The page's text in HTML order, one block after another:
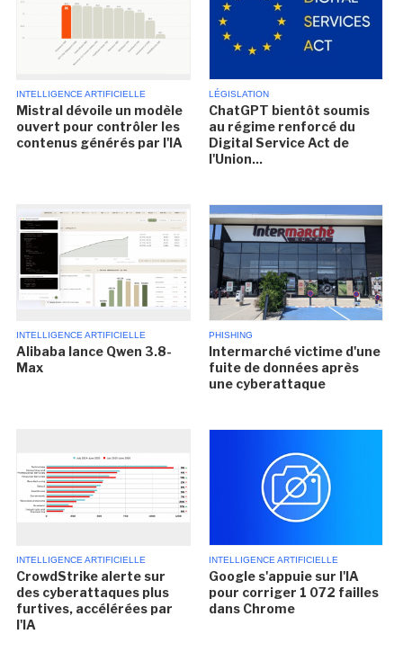
INTELLIGENCE ARTIFICIELLE
Mistral dévoile un modèle
ouvert pour contrôler les
contenus générés par l'IA
LÉGISLATION
ChatGPT bientôt soumis
au régime renforcé du
Digital Service Act de
l'Union...
INTELLIGENCE ARTIFICIELLE
Alibaba lance Qwen 3.8-
Max
PHISHING
Intermarché victime d'une
fuite de données après
une cyberattaque
INTELLIGENCE ARTIFICIELLE
CrowdStrike alerte sur
des cyberattaques plus
furtives, accélérées par
l'IA
INTELLIGENCE ARTIFICIELLE
Google s'appuie sur l'IA
pour corriger 1 072 failles
dans Chrome